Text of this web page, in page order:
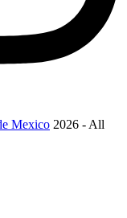
Mexico 2026 - All